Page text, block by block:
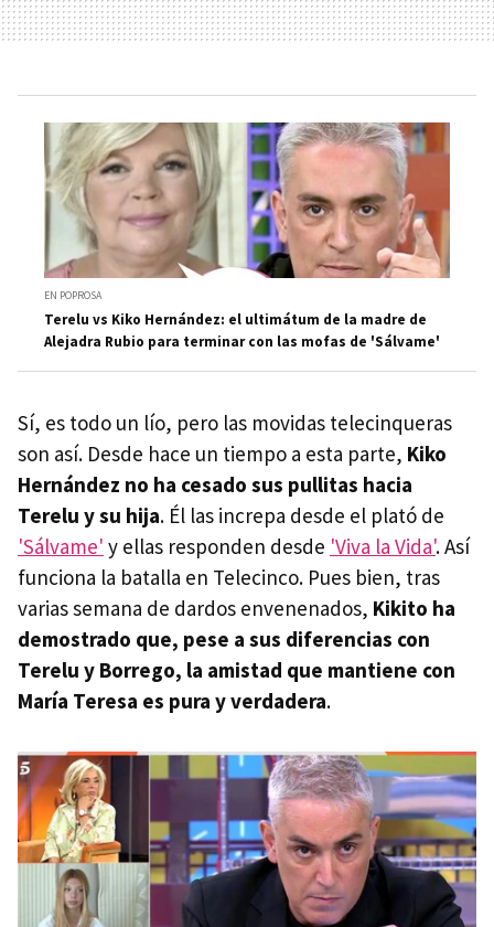
EN POPROSA
Terelu vs Kiko Hernández: el ultimátum de la madre de
Alejadra Rubio para terminar con las mofas de 'Sálvame'
Sí, es todo un lío, pero las movidas telecinqueras
son así. Desde hace un tiempo a esta parte, Kiko
Hernández no ha cesado sus pullitas hacia
Terelu y su hija. Él las increpa desde el plató de
'Sálvame' y ellas responden desde 'Viva la Vida'. Así
funciona la batalla en Telecinco. Pues bien, tras
varias semana de dardos envenenados, Kikito ha
demostrado que, pese a sus diferencias con
Terelu y Borrego, la amistad que mantiene con
María Teresa es pura y verdadera.